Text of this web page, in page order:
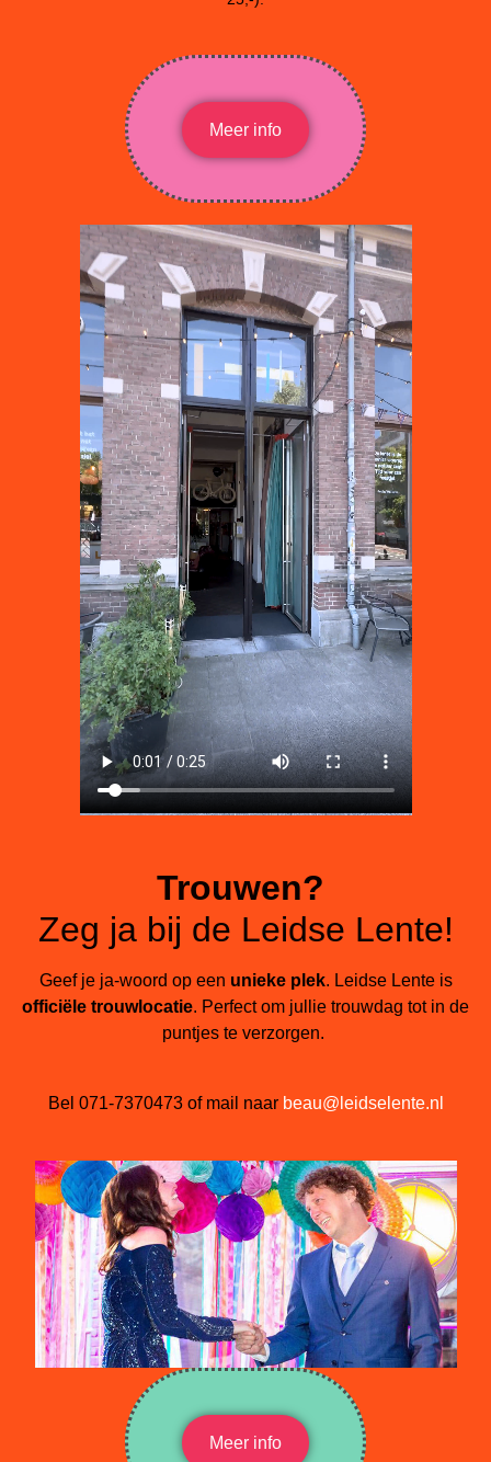
Meer info
Trouwen?
Zeg ja bij de Leidse Lente!
Geef je ja-woord op een unieke plek. Leidse Lente is
officiële trouwlocatie. Perfect om jullie trouwdag tot in de
puntjes te verzorgen.
Bel 071-7370473 of mail naar beau@leidselente.nl
Meer info